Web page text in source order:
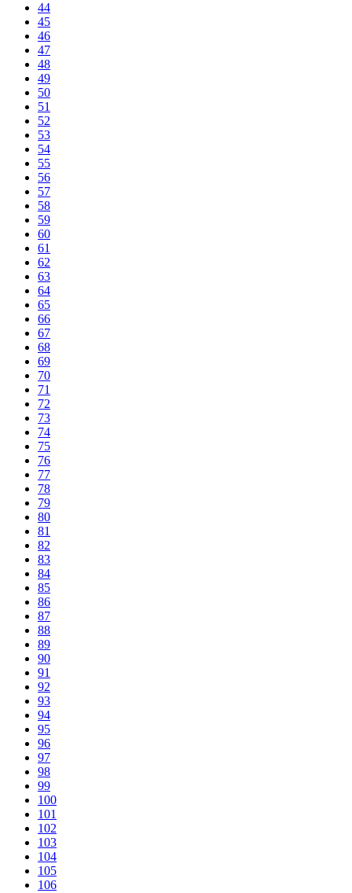
44
45
46
47
48
49
50
51
52
53
54
55
56
57
58
59
60
61
62
63
64
65
66
67
68
69
70
71
72
73
74
75
76
77
78
79
80
81
82
83
84
85
86
87
88
89
90
91
92
93
94
95
96
97
98
99
100
101
102
103
104
105
106